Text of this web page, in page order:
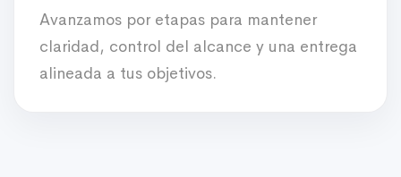
Avanzamos por etapas para mantener
claridad, control del alcance y una entrega
alineada a tus objetivos.